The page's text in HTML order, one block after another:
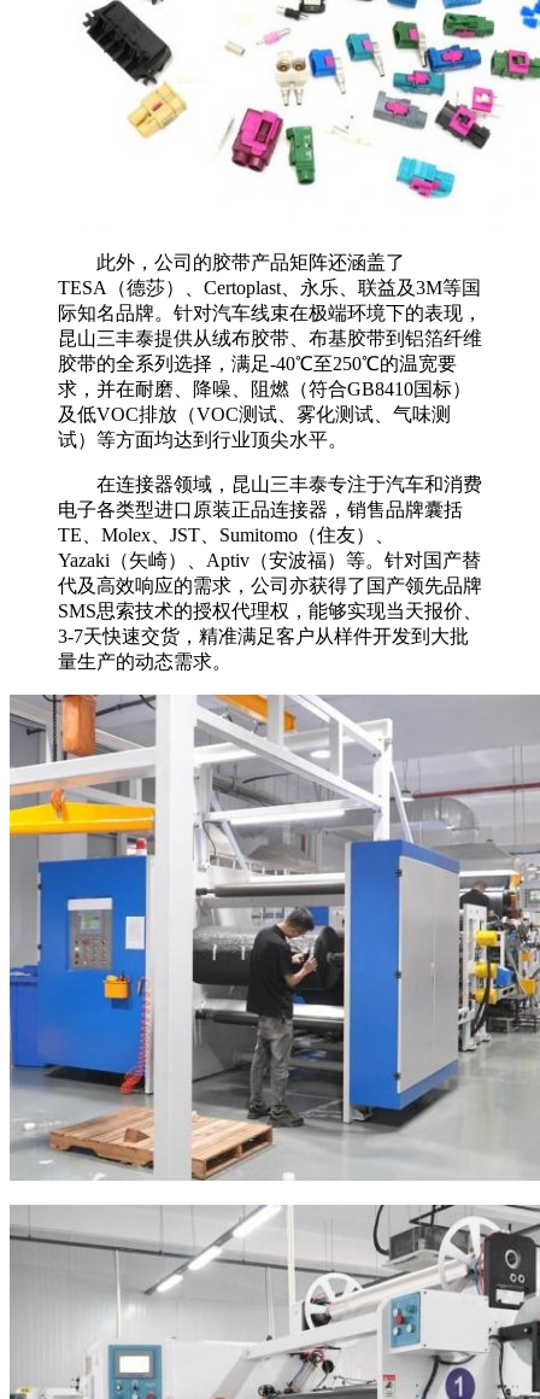
此外，公司的胶带产品矩阵还涵盖了
TESA（德莎）、Certoplast、永乐、联益及3M等国
际知名品牌。针对汽车线束在极端环境下的表现，
昆山三丰泰提供从绒布胶带、布基胶带到铝箔纤维
胶带的全系列选择，满足-40℃至250℃的温宽要
求，并在耐磨、降噪、阻燃（符合GB8410国标）
及低VOC排放（VOC测试、雾化测试、气味测
试）等方面均达到行业顶尖水平。
在连接器领域，昆山三丰泰专注于汽车和消费
电子各类型进口原装正品连接器，销售品牌囊括
TE、Molex、JST、Sumitomo（住友）、
Yazaki（矢崎）、Aptiv（安波福）等。针对国产替
代及高效响应的需求，公司亦获得了国产领先品牌
SMS思索技术的授权代理权，能够实现当天报价、
3-7天快速交货，精准满足客户从样件开发到大批
量生产的动态需求。